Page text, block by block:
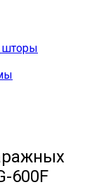
шторы
600F